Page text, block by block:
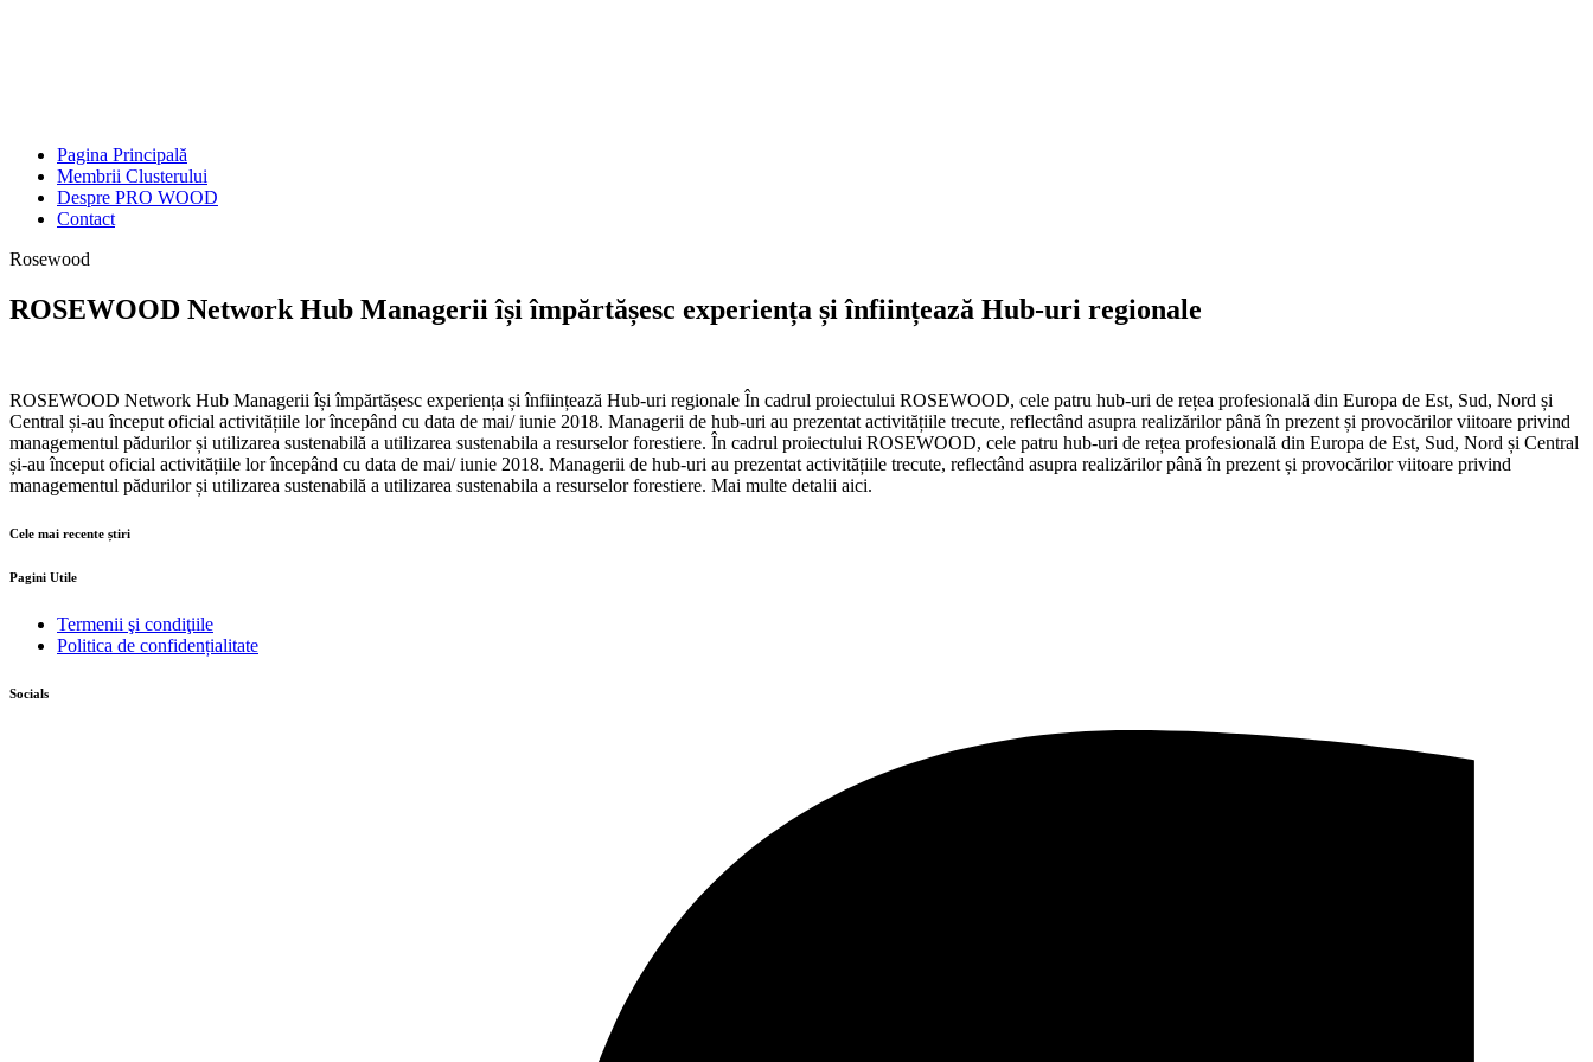
Pagina Principală
Membrii Clusterului
Despre PRO WOOD
Contact
Rosewood
ROSEWOOD Network Hub Managerii își împărtășesc experiența și înființează Hub-uri regionale
ROSEWOOD Network Hub Managerii își împărtășesc experiența și înființează Hub-uri regionale În cadrul proiectului ROSEWOOD, cele patru hub-uri de rețea profesională din Europa de Est, Sud, Nord și
Central și-au început oficial activitățiile lor începând cu data de mai/ iunie 2018. Managerii de hub-uri au prezentat activitățiile trecute, reflectând asupra realizărilor până în prezent și provocărilor viitoare privind
managementul pădurilor și utilizarea sustenabilă a utilizarea sustenabila a resurselor forestiere. În cadrul proiectului ROSEWOOD, cele patru hub-uri de rețea profesională din Europa de Est, Sud, Nord și Central
și-au început oficial activitățiile lor începând cu data de mai/ iunie 2018. Managerii de hub-uri au prezentat activitățiile trecute, reflectând asupra realizărilor până în prezent și provocărilor viitoare privind
managementul pădurilor și utilizarea sustenabilă a utilizarea sustenabila a resurselor forestiere. Mai multe detalii aici.
Cele mai recente știri
Pagini Utile
Termenii şi condiţiile
Politica de confidențialitate
Socials